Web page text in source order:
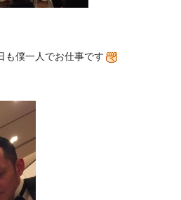
も僕一人でお仕事です